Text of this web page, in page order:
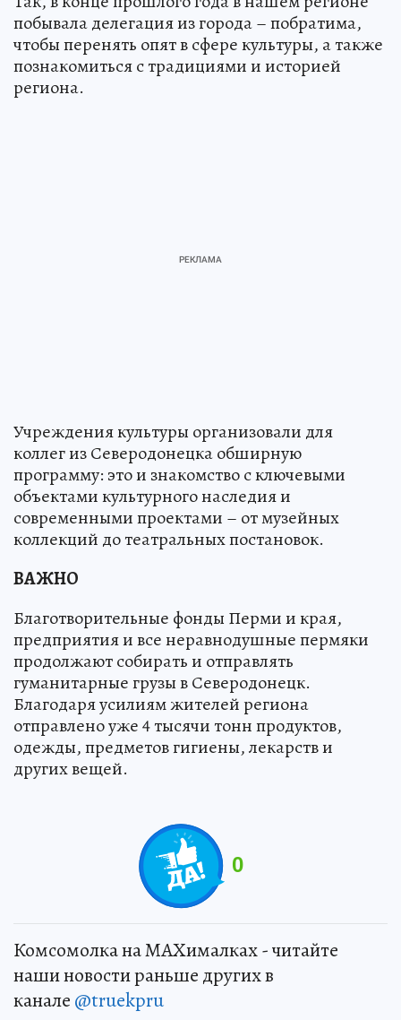
побывала делегация из города – побратима,
чтобы перенять опят в сфере культуры, а также
познакомиться с традициями и историей
региона.
Учреждения культуры организовали для
коллег из Северодонецка обширную
программу: это и знакомство с ключевыми
объектами культурного наследия и
современными проектами – от музейных
коллекций до театральных постановок.
ВАЖНО
Благотворительные фонды Перми и края,
предприятия и все неравнодушные пермяки
продолжают собирать и отправлять
гуманитарные грузы в Северодонецк.
Благодаря усилиям жителей региона
отправлено уже 4 тысячи тонн продуктов,
одежды, предметов гигиены, лекарств и
других вещей.
0
Комсомолка на MAXималках - читайте
наши новости раньше других в
канале @truekpru